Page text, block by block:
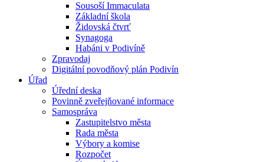
Sousoší Immaculata
Základní škola
Židovská čtvrť
Synagoga
Habáni v Podivíně
Zpravodaj
Digitální povodňový plán Podivín
Úřad
Úřední deska
Povinně zveřejňované informace
Samospráva
Zastupitelstvo města
Rada města
Výbory a komise
Rozpočet